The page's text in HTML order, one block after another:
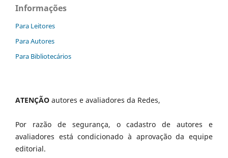
Informações
Para Leitores
Para Autores
Para Bibliotecários
ATENÇÃO autores e avaliadores da Redes,
Por razão de segurança, o cadastro de autores e
avaliadores está condicionado à aprovação da equipe
editorial.